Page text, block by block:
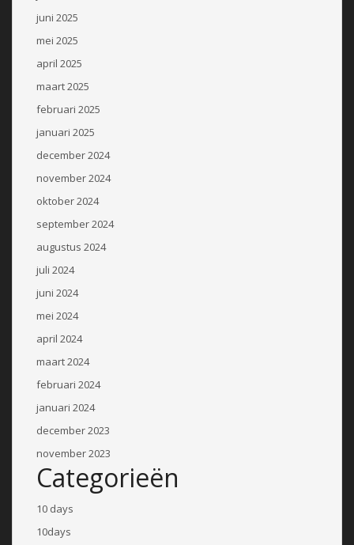
juni 2025
mei 2025
april 2025
maart 2025
februari 2025
januari 2025
december 2024
november 2024
oktober 2024
september 2024
augustus 2024
juli 2024
juni 2024
mei 2024
april 2024
maart 2024
februari 2024
januari 2024
december 2023
november 2023
Categorieën
10 days
10days